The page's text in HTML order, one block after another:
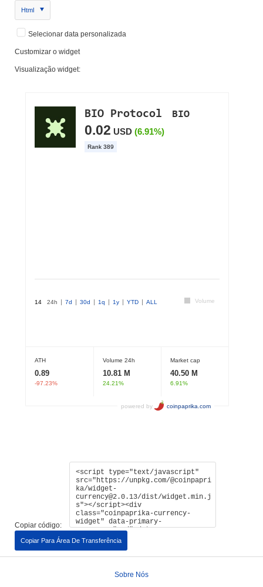
Html
Selecionar data personalizada
Customizar o widget
Visualização widget:
Copiar código:
Copiar Para Área De Transferência
Sobre Nós